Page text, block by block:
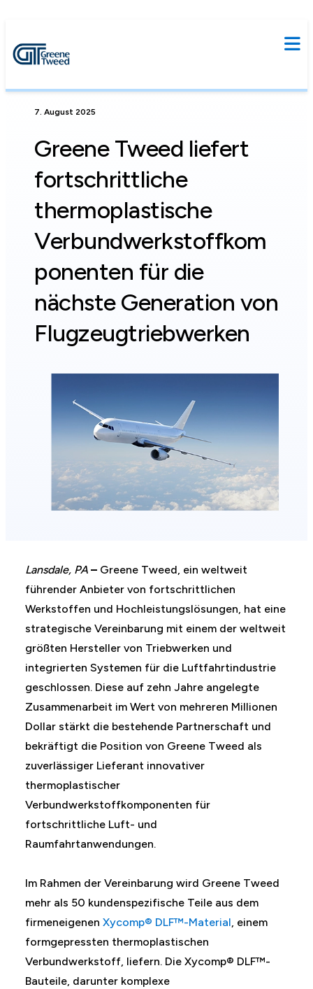
7. August 2025
Greene Tweed liefert
fortschrittliche
thermoplastische
Verbundwerkstoffkom
ponenten für die
nächste Generation von
Flugzeugtriebwerken
Lansdale, PA – Greene Tweed, ein weltweit
führender Anbieter von fortschrittlichen
Werkstoffen und Hochleistungslösungen, hat eine
strategische Vereinbarung mit einem der weltweit
größten Hersteller von Triebwerken und
integrierten Systemen für die Luftfahrtindustrie
geschlossen. Diese auf zehn Jahre angelegte
Zusammenarbeit im Wert von mehreren Millionen
Dollar stärkt die bestehende Partnerschaft und
bekräftigt die Position von Greene Tweed als
zuverlässiger Lieferant innovativer
thermoplastischer
Verbundwerkstoffkomponenten für
fortschrittliche Luft- und
Raumfahrtanwendungen.
Im Rahmen der Vereinbarung wird Greene Tweed
mehr als 50 kundenspezifische Teile aus dem
firmeneigenen Xycomp® DLF™-Material, einem
formgepressten thermoplastischen
Verbundwerkstoff, liefern. Die Xycomp® DLF™-
Bauteile, darunter komplexe